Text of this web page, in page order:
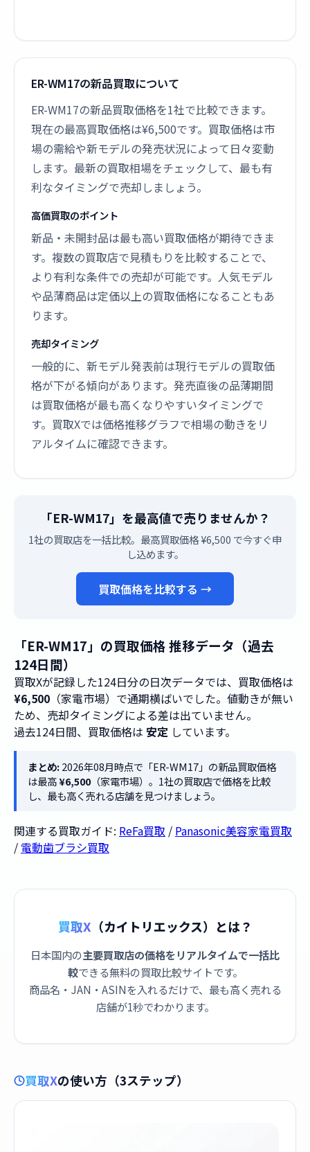
ER-WM17の新品買取について
ER-WM17の新品買取価格を1社で比較できます。
現在の最高買取価格は¥6,500です。買取価格は市
場の需給や新モデルの発売状況によって日々変動
します。最新の買取相場をチェックして、最も有
利なタイミングで売却しましょう。
高価買取のポイント
新品・未開封品は最も高い買取価格が期待できま
す。複数の買取店で見積もりを比較することで、
より有利な条件での売却が可能です。人気モデル
や品薄商品は定価以上の買取価格になることもあ
ります。
売却タイミング
一般的に、新モデル発表前は現行モデルの買取価
格が下がる傾向があります。発売直後の品薄期間
は買取価格が最も高くなりやすいタイミングで
す。買取Xでは価格推移グラフで相場の動きをリ
アルタイムに確認できます。
「ER-WM17」を最高値で売りませんか？
1社の買取店を一括比較。最高買取価格 ¥6,500 で今すぐ申
し込めます。
買取価格を比較する →
「ER-WM17」の買取価格 推移データ（過去
124日間）
買取Xが記録した124日分の日次データでは、買取価格は
¥6,500 （家電市場）で通期横ばいでした。値動きが無い
ため、売却タイミングによる差は出ていません。
過去124日間、買取価格は 安定 しています。
まとめ:2026年08月時点で「ER-WM17」の新品買取価格
は最高¥6,500（家電市場）。1社の買取店で価格を比較
し、最も高く売れる店舗を見つけましょう。
関連する買取ガイド: ReFa買取 / Panasonic美容家電買取
/ 電動歯ブラシ買取
買取X （カイトリエックス）とは？
日本国内の主要買取店の価格をリアルタイムで一括比
較できる無料の買取比較サイトです。
商品名・JAN・ASINを入れるだけで、最も高く売れる
店舗が1秒でわかります。
買取Xの使い方（3ステップ）